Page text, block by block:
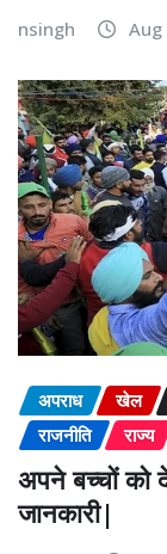
nsingh Aug
अपराध खेल
राजनीति
राज्य
अपने बच्चों
जानकारी|